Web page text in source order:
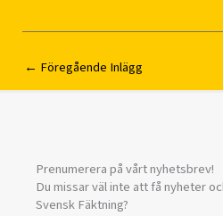
← Föregående Inlägg
Prenumerera på vårt nyhetsbrev!
Du missar väl inte att få nyheter
Svensk Fäktning?